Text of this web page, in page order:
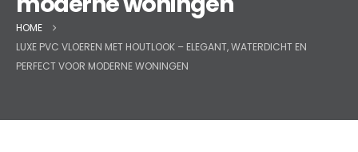
HOME
LUXE PVC VLOEREN MET HOUTLOOK – ELEGANT, WATERDICHT EN
PERFECT VOOR MODERNE WONINGEN